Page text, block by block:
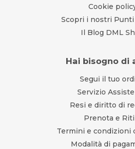
Cookie
Scopri i nostri Punti
Il Blog DML
Hai bisogno di
Segui il tuo
Servizio
Resi e diritto di
Prenota e
Termini e condizioni
Modalità di